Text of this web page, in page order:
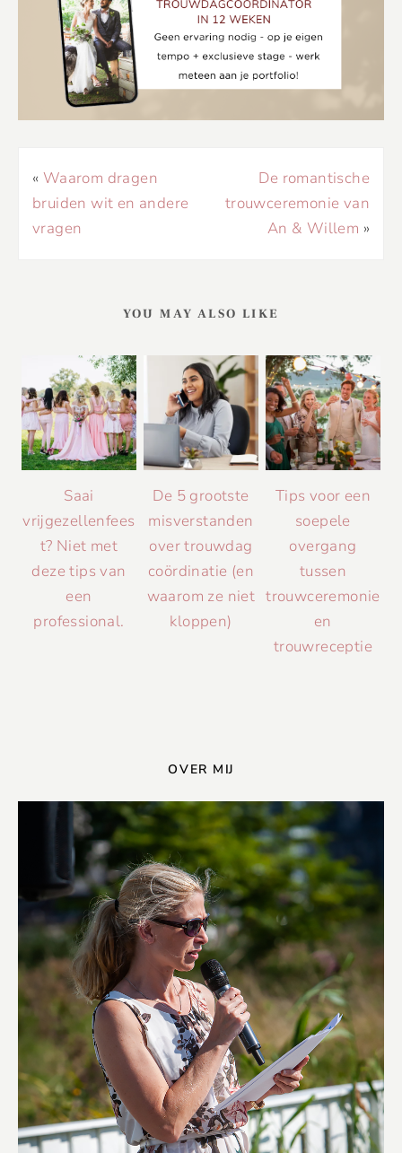
« Waarom dragen
bruiden wit en andere
vragen
De romantische
trouwceremonie van
An & Willem »
YOU MAY ALSO LIKE
Saai
vrijgezellenfees
t? Niet met
deze tips van
een
professional.
De 5 grootste
misverstanden
over trouwdag
coördinatie (en
waarom ze niet
kloppen)
Tips voor een
soepele
overgang
tussen
trouwceremonie
en
trouwreceptie
OVER MIJ